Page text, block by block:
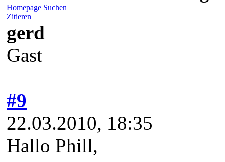
Homepage Suchen
Zitieren
gerd
Gast
#9
22.03.2010, 18:35
Hallo Phill,